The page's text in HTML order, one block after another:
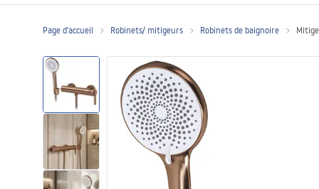
Portes de douche
Receveurs de douche
Caniveaux de douche
Page d'accueil Robinets/ mitigeurs Robinets de baignoire